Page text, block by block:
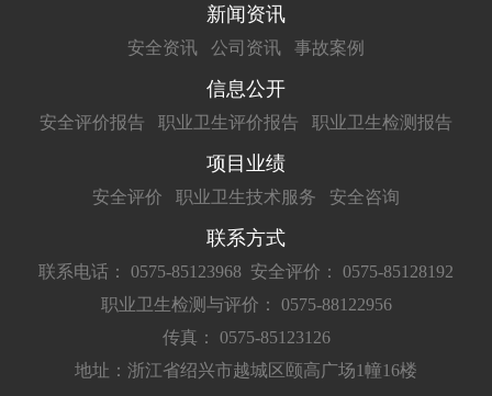
新闻资讯
安全资讯 公司资讯 事故案例
信息公开
安全评价报告 职业卫生评价报告 职业卫生检测报告
项目业绩
安全评价 职业卫生技术服务 安全咨询
联系方式
联系电话： 0575-85123968 安全评价： 0575-85128192
职业卫生检测与评价： 0575-88122956
传真： 0575-85123126
地址：浙江省绍兴市越城区颐高广场1幢16楼